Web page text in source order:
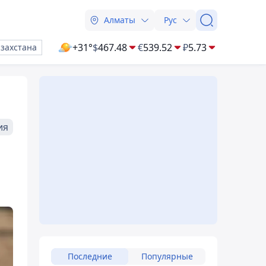
Алматы Рус
+31°$467.48 €539.52 ₽5.73
Последние Популярные